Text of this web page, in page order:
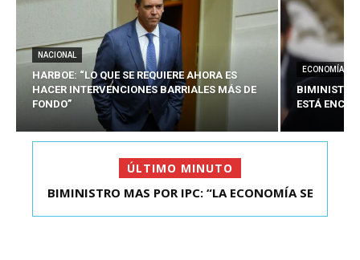
NACIONAL
HARBOE: “LO QUE SE REQUIERE AHORA ES
HACER INTERVENCIONES BARRIALES MÁS DE
FONDO”
ECONOMÍA
BIMINISTRO
ESTÁ
ÚLTIMO MINUTO
KAST SE REUNIÓ CON EL PRESIDENTE ELECTO DE
BIMINISTRO MAS POR IPC: “LA ECONOMÍA SE